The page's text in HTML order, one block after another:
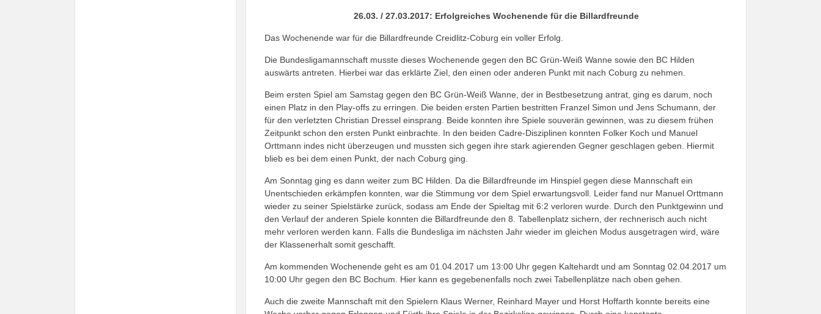
26.03. / 27.03.2017: Erfolgreiches Wochenende für die Billardfreunde
Das Wochenende war für die Billardfreunde Creidlitz-Coburg ein voller Erfolg.
Die Bundesligamannschaft musste dieses Wochenende gegen den BC Grün-Weiß Wanne sowie den BC Hilden
auswärts antreten. Hierbei war das erklärte Ziel, den einen oder anderen Punkt mit nach Coburg zu nehmen.
Beim ersten Spiel am Samstag gegen den BC Grün-Weiß Wanne, der in Bestbesetzung antrat, ging es darum, noch
einen Platz in den Play-offs zu erringen. Die beiden ersten Partien bestritten Franzel Simon und Jens Schumann, der
für den verletzten Christian Dressel einsprang. Beide konnten ihre Spiele souverän gewinnen, was zu diesem frühen
Zeitpunkt schon den ersten Punkt einbrachte. In den beiden Cadre-Disziplinen konnten Folker Koch und Manuel
Orttmann indes nicht überzeugen und mussten sich gegen ihre stark agierenden Gegner geschlagen geben. Hiermit
blieb es bei dem einen Punkt, der nach Coburg ging.
Am Sonntag ging es dann weiter zum BC Hilden. Da die Billardfreunde im Hinspiel gegen diese Mannschaft ein
Unentschieden erkämpfen konnten, war die Stimmung vor dem Spiel erwartungsvoll. Leider fand nur Manuel Orttmann
wieder zu seiner Spielstärke zurück, sodass am Ende der Spieltag mit 6:2 verloren wurde. Durch den Punktgewinn und
den Verlauf der anderen Spiele konnten die Billardfreunde den 8. Tabellenplatz sichern, der rechnerisch auch nicht
mehr verloren werden kann. Falls die Bundesliga im nächsten Jahr wieder im gleichen Modus ausgetragen wird, wäre
der Klassenerhalt somit geschafft.
Am kommenden Wochenende geht es am 01.04.2017 um 13:00 Uhr gegen Kaltehardt und am Sonntag 02.04.2017 um
10:00 Uhr gegen den BC Bochum. Hier kann es gegebenenfalls noch zwei Tabellenplätze nach oben gehen.
Auch die zweite Mannschaft mit den Spielern Klaus Werner, Reinhard Mayer und Horst Hoffarth konnte bereits eine